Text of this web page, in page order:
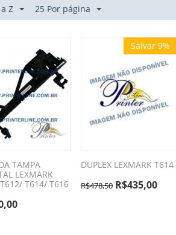
Z 25 Por página
TAMPA
LEXMARK
T614/ T616
Salvar 9%
DUPLEX LEXMARK T614
R$478,50 R$435,00